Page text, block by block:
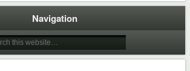
Navigation